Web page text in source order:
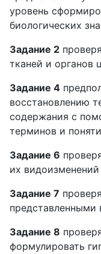
уровень
биологических
Задание 2
тканей и органов
Задание 4
восстановлению
содержания с
терминов и
Задание 6
их
Задание 7
представленными
Задание 8
формулировать